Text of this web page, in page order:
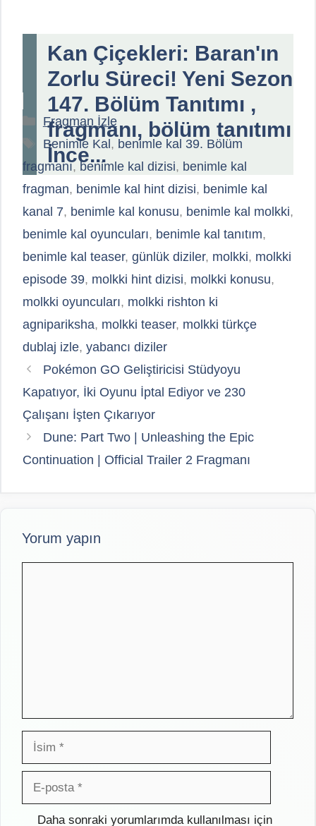
Kan Çiçekleri: Baran'ın
Zorlu Süreci! Yeni Sezon
147. Bölüm Tanıtımı ,
fragmanı, bölüm tanıtımı
İnce...
Kategoriler
Fragman İzle
Etiketler
Benimle Kal, benimle kal 39. Bölüm
fragmanı, benimle kal dizisi, benimle kal
fragman, benimle kal hint dizisi, benimle kal
kanal 7, benimle kal konusu, benimle kal molkki,
benimle kal oyuncuları, benimle kal tanıtım,
benimle kal teaser, günlük diziler, molkki, molkki
episode 39, molkki hint dizisi, molkki konusu,
molkki oyuncuları, molkki rishton ki
agnipariksha, molkki teaser, molkki türkçe
dublaj izle, yabancı diziler
Pokémon GO Geliştiricisi Stüdyoyu
Kapatıyor, İki Oyunu İptal Ediyor ve 230
Çalışanı İşten Çıkarıyor
Dune: Part Two | Unleashing the Epic
Continuation | Official Trailer 2 Fragmanı
Yorum yapın
İsim
posta
İnternet
Daha sonraki yorumlarımda kullanılması için